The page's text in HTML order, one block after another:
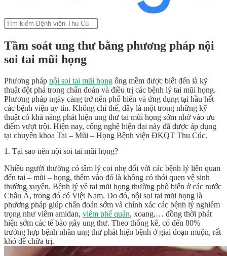
Tầm soát ung thư bằng phương pháp nội
soi tai mũi họng
Phương pháp nội soi tai mũi họng ống mềm được biết đến là kỹ
thuật đột phá trong chẩn đoán và điều trị các bệnh lý tai mũi họng.
Phương pháp ngày càng trở nên phổ biến và ứng dụng tại hầu hết
các bệnh viện uy tín. Không chỉ thế, đây là một trong những kỹ
thuật có khả năng phát hiện ung thư tai mũi họng sớm nhờ vào ưu
điểm vượt trội. Hiện nay, công nghệ hiện đại này đã được áp dụng
tại chuyên khoa Tai – Mũi – Họng Bệnh viện ĐKQT Thu Cúc.
1. Tại sao nên nội soi tai mũi họng?
Nhiều người thường có tâm lý coi nhẹ đối với các bệnh lý liên quan
đến tai – mũi – họng, thêm vào đó là không có thói quen vệ sinh
thường xuyên. Bệnh lý về tai mũi họng thường phổ biến ở các nước
Châu Á, trong đó có Việt Nam. Do đó, nội soi tai mũi họng là
phương pháp giúp chẩn đoán sớm và chính xác các bệnh lý nghiêm
trọng như viêm amidan, viêm phế quản, xoang,… đồng thời phát
hiện sớm các tế bào gây ung thư. Theo thống kê, có đến 80%
trường hợp bệnh nhân ung thư phát hiện bệnh ở giai đoạn muộn, rất
khó để chữa trị.